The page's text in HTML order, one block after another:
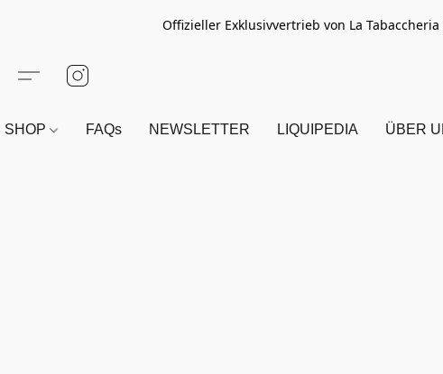
Offizieller Exklusivvertrieb von La
SHOP FAQs NEWSLETTER LIQUIPEDIA ÜBER